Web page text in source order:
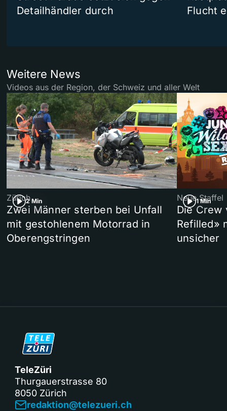
Detailhändler durch
Flucht
Weitere News
Videos aus der Region, der Schweiz und aller Welt
2 Min
Zürich
Zwei Männer sterben bei Unfall
mit gestohlenem Motorrad in
Oberengstringen
1 Min
Neue Staffel
Die Crew
Refilled»
unsicher
TeleZüri
Thurgauerstrasse 80
8050 Zürich
redaktion@telezueri.ch